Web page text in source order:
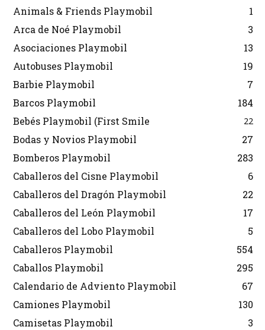
Animals & Friends Playmobil
1
Arca de Noé Playmobil
3
Asociaciones Playmobil
13
Autobuses Playmobil
19
Barbie Playmobil
7
Barcos Playmobil
184
Bebés Playmobil (First Smile
22
Bodas y Novios Playmobil
27
Bomberos Playmobil
283
Caballeros del Cisne Playmobil
6
Caballeros del Dragón Playmobil
22
Caballeros del León Playmobil
17
Caballeros del Lobo Playmobil
5
Caballeros Playmobil
554
Caballos Playmobil
295
Calendario de Adviento Playmobil
67
Camiones Playmobil
130
Camisetas Playmobil
3